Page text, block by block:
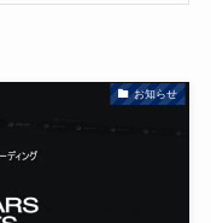
お知らせ